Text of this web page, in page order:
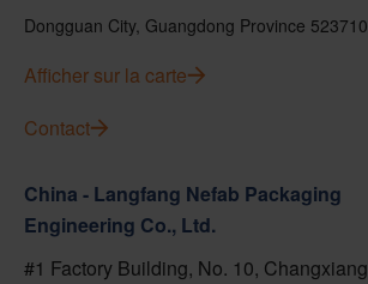
Dongguan City, Guangdong Province 523710
Afficher sur la carte
Contact
China - Langfang Nefab Packaging
Engineering Co., Ltd.
#1 Factory Building, No. 10, Changxiang